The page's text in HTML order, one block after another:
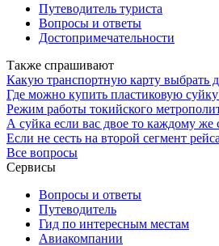
Путеводитель туриста
Вопросы и ответы
Достопримечательности
Также спрашивают
Какую транспортную карту выбрать
Где можно купить пластиковую суйку
Режим работы токийского
А суйка если вас двое то каждому же
Если не сесть на второй сегмент
Все вопросы
Сервисы
Вопросы и ответы
Путеводитель
Гид по интересным местам
Авиакомпании